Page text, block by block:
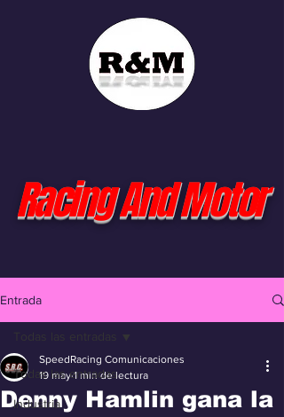
Racing And Motor
Entrada
Todas las entradas
Industria
Todas las entradas
Denny Hamlin gana la
SpeedRacing Comunicaciones
19 may 1 min de lectura